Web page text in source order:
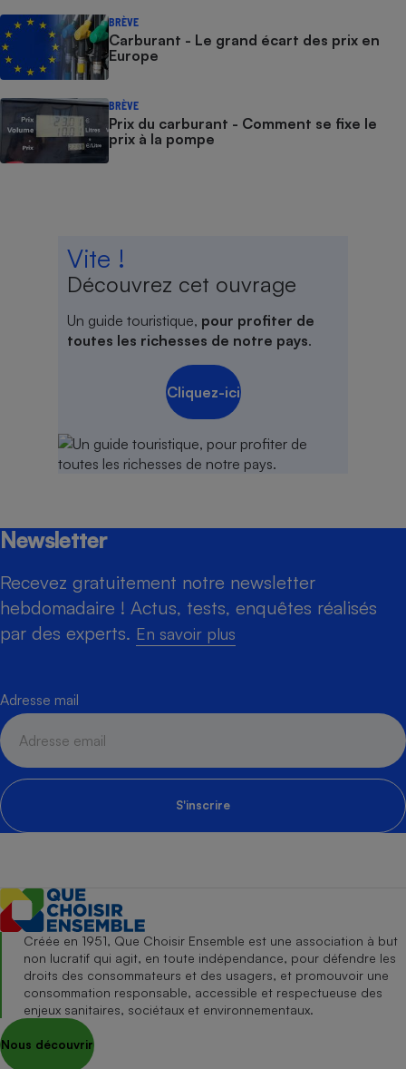
BRÈVE
Carburant - Le grand écart des prix en
Europe
BRÈVE
Prix du carburant - Comment se fixe le
prix à la pompe
Vite !
Découvrez cet ouvrage
Un guide touristique, pour profiter de
toutes les richesses de notre pays.
Cliquez-ici
Newsletter
Recevez gratuitement notre newsletter
hebdomadaire ! Actus, tests, enquêtes réalisés
par des experts. En savoir plus
Adresse mail
S'inscrire
Créée en 1951, Que Choisir Ensemble est une association à but
non lucratif qui agit, en toute indépendance, pour défendre les
droits des consommateurs et des usagers, et promouvoir une
consommation responsable, accessible et respectueuse des
enjeux sanitaires, sociétaux et environnementaux.
Nous découvrir